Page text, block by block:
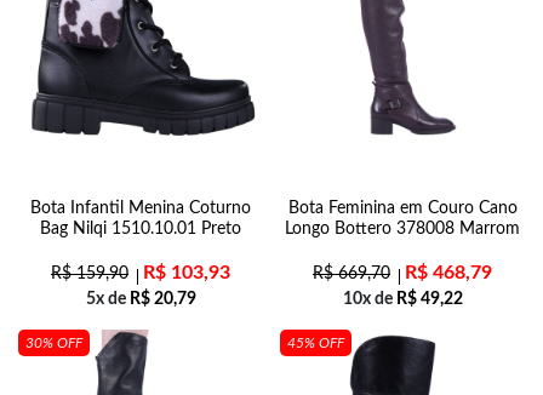
Bota Infantil Menina Coturno
Bag Nilqi 1510.10.01 Preto
R$159,90 R$ 103,93
5x de R$20,79
Bota Feminina em Couro Cano
Longo Bottero 378008 Marrom
R$669,70 R$ 468,79
10x de R$49,22
30% OFF 45% OFF